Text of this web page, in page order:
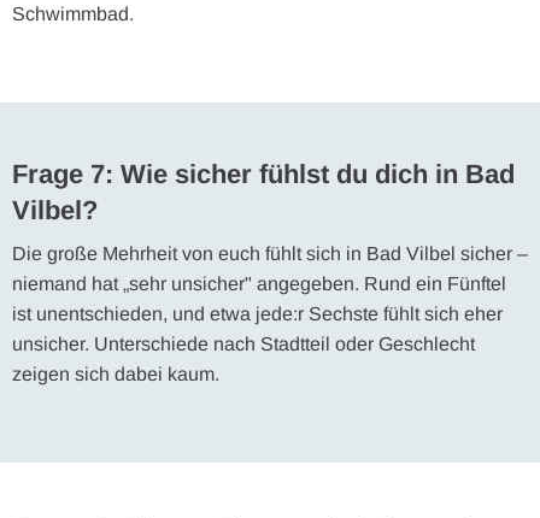
Schwimmbad.
Frage 7: Wie sicher fühlst du dich in Bad
Vilbel?
Die große Mehrheit von euch fühlt sich in Bad Vilbel sicher –
niemand hat „sehr unsicher" angegeben. Rund ein Fünftel
ist unentschieden, und etwa jede:r Sechste fühlt sich eher
unsicher. Unterschiede nach Stadtteil oder Geschlecht
zeigen sich dabei kaum.